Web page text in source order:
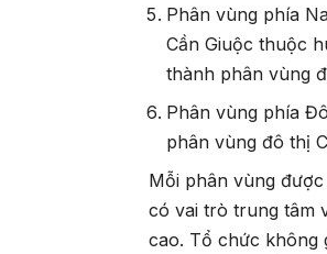
Phân vùng phía
Cần Giuộc thuộc
thành phân vùng
Phân vùng phía
phân vùng đô thị
Mỗi phân vùng
có vai trò trung tâm
cao. Tổ chức không